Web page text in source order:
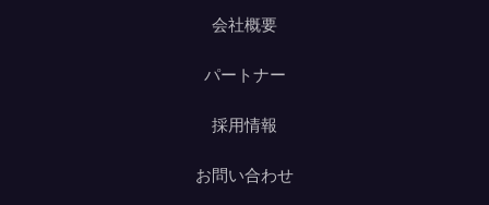
会社概要
パートナー
採用情報
お問い合わせ